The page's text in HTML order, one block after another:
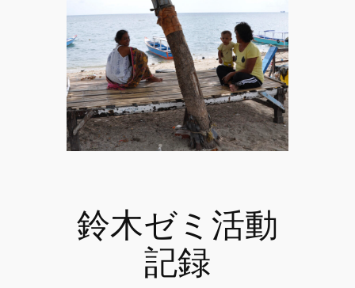
鈴木ゼミ活動
記録